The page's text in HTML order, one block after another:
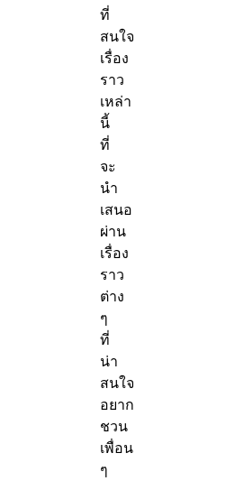
ที่
สนใจ
เรื่อง
ราว
เหล่า
นี้
ที่
จะ
นำ
เสนอ
ผ่าน
เรื่อง
ราว
ต่าง
ๆ
ที่
น่า
สนใจ
อยาก
ชวน
เพื่อน
ๆ